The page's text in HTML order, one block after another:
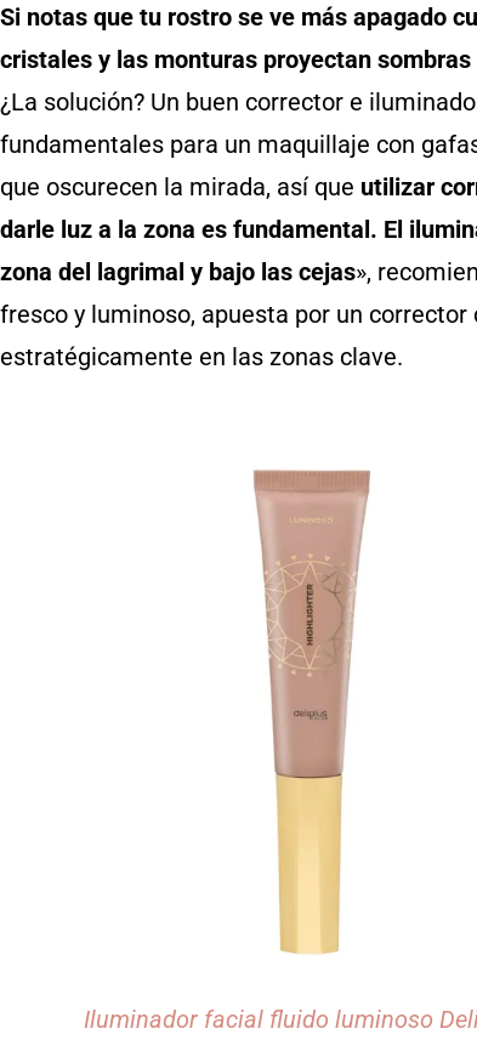
Si notas que tu rostro se ve más apagado
cristales y las monturas proyectan
¿La solución? Un buen corrector e
fundamentales para un maquillaje con
que oscurecen la mirada, así que utilizar
darle luz a la zona es fundamental. El
zona del lagrimal y bajo las cejas»,
fresco y luminoso, apuesta por un
estratégicamente en las zonas clave.
Iluminador facial fluido luminoso